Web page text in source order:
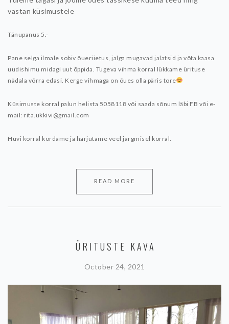
vastan küsimustele
Tänupanus 5.-
Pane selga ilmale sobiv õueriietus, jalga mugavad jalatsid ja võta kaasa
uudishimu midagi uut õppida. Tugeva vihma korral lükkame ürituse
nädala võrra edasi. Kerge vihmaga on õues olla päris tore
Küsimuste korral palun helista 5058118 või saada sõnum läbi FB või e-
mail: rita.ukkivi@gmail.com
Huvi korral kordame ja harjutame veel järgmisel korral.
READ MORE
ÜRITUSTE KAVA
October 24, 2021